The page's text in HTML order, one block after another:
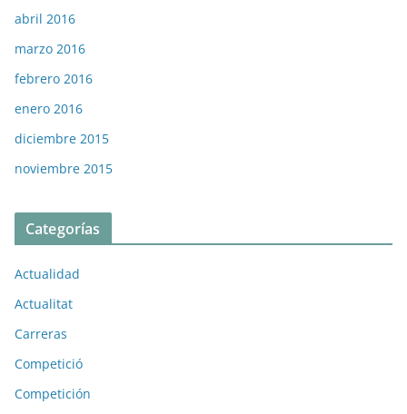
abril 2016
marzo 2016
febrero 2016
enero 2016
diciembre 2015
noviembre 2015
Categorías
Actualidad
Actualitat
Carreras
Competició
Competición